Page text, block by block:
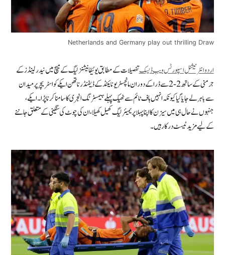
Netherlands and Germany play out thrilling Draw
اردو انٹرنیشنل اسپورٹس ویب ڈیسکتفصیلات کے مطابق یوئیفا نیشنز لیگ کے میچ میں نیدرلینڈز کے
جرمنی کے ساتھ 2-2 سے ڈرا کے دوران مانچسٹر یونائیٹڈ کے ڈیفنڈر ناتھن ایکے کو اسٹریچر پر میدان
سے باہر لے جایا گیا کیونکہ انہیں ہاف ٹائم سے ٹھیک پہلے ہیمسٹرنگ انجری کا سامنا کرنا پڑا۔ ایکے،
جنہوں نے حال ہی میں سیزن کا اپنا پہلا پریمیئر لیگ کھیل کھیلا، ان کی چوٹ کی سنگینی کے متعلق جاننے
کے لیے مزید ٹیسٹ درکار ہیں ۔